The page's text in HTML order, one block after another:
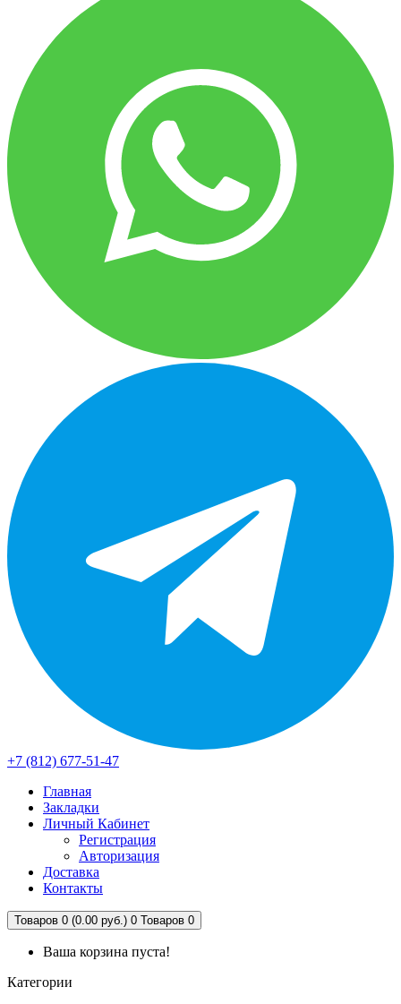
+7 (812) 677-51-47
Главная
Закладки
Личный Кабинет
Регистрация
Авторизация
Доставка
Контакты
Товаров 0 (0.00 руб.) 0 Товаров 0
Ваша корзина пуста!
Категории